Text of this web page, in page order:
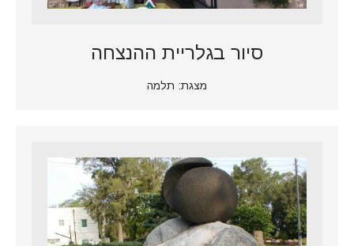
סיור בגלריית ההנצחה
מצגת: תלמה